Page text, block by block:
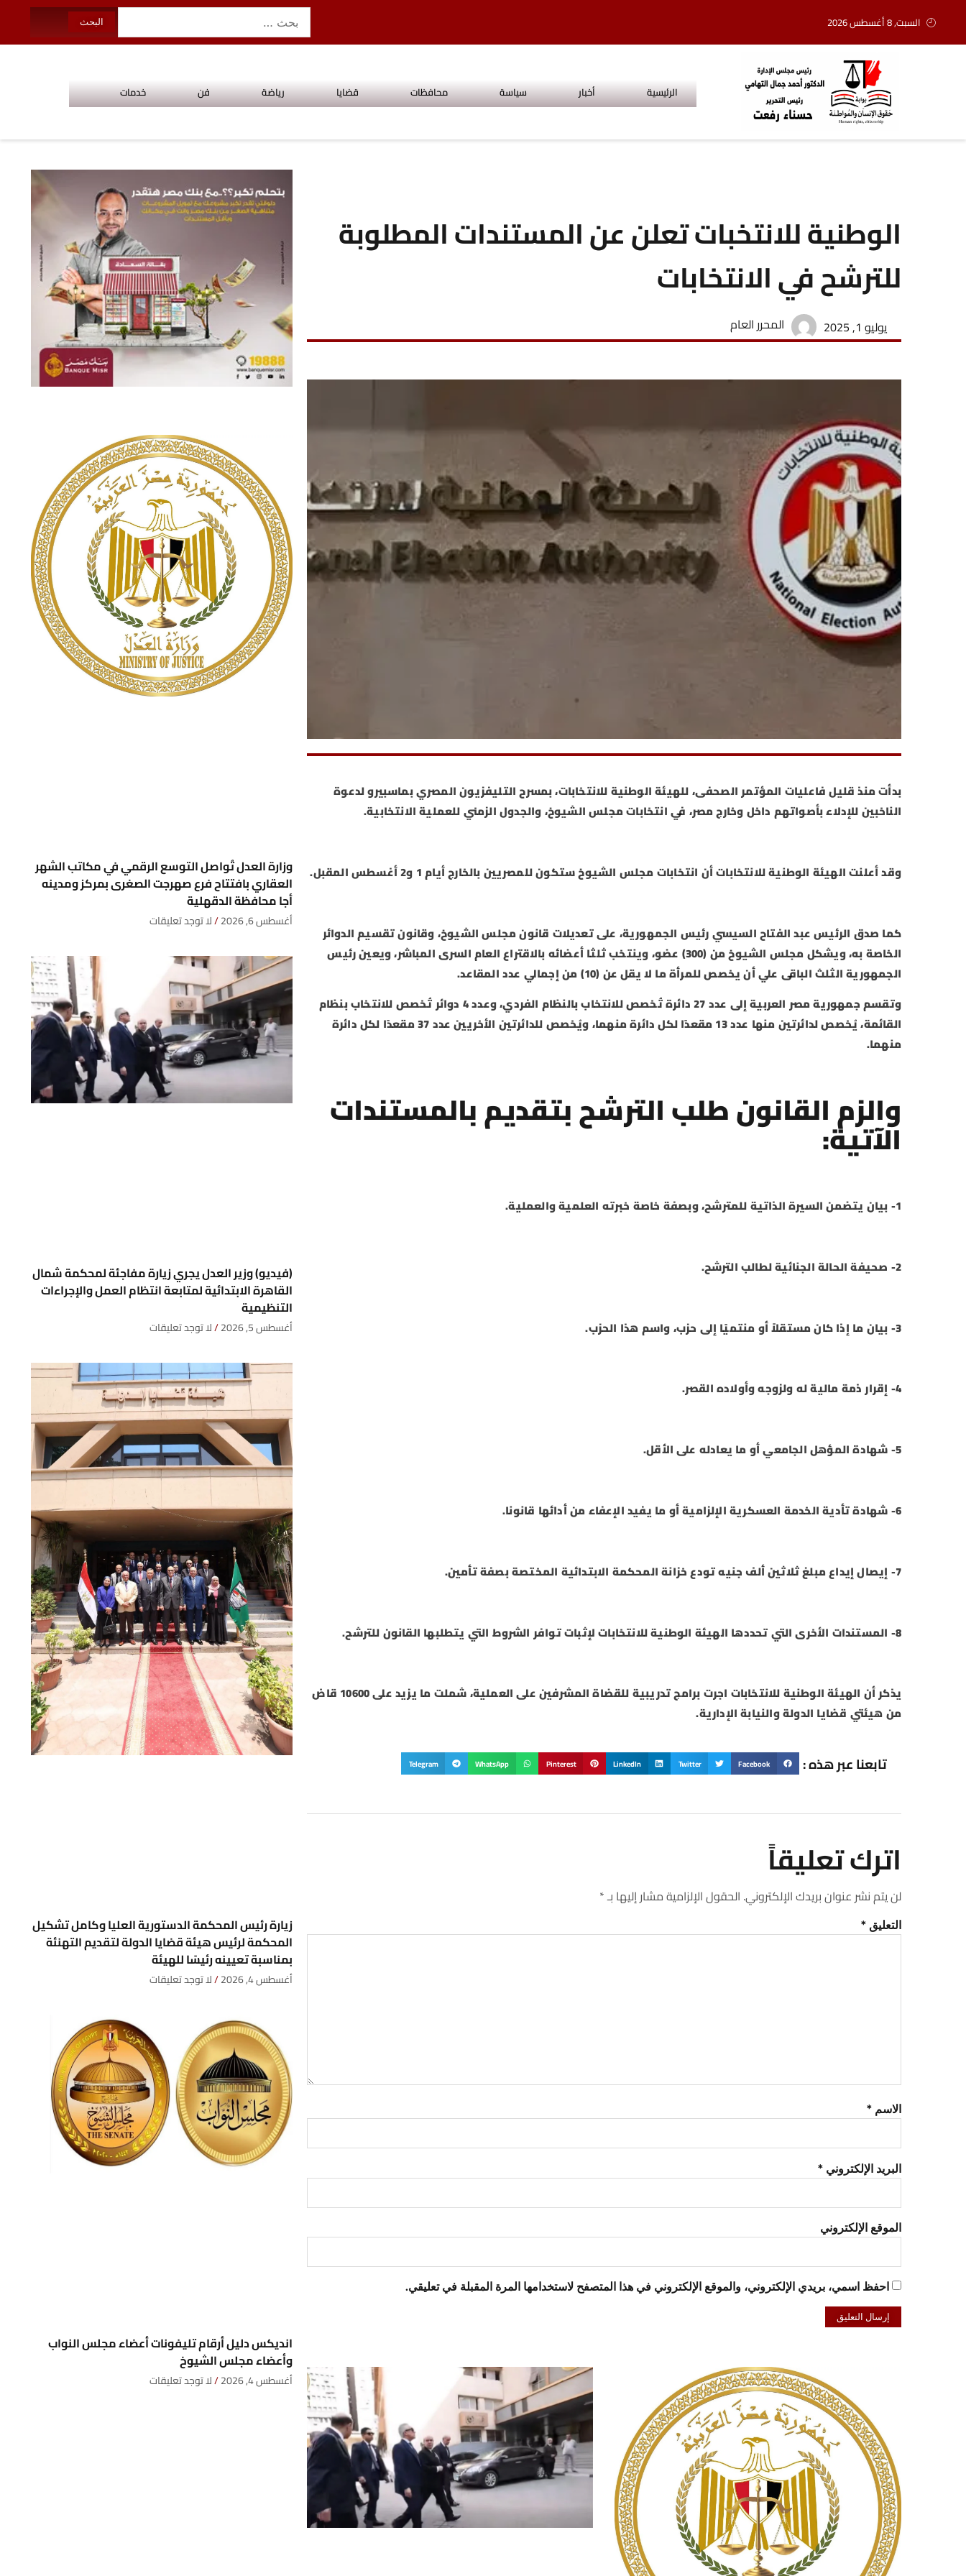
السبت, 8 أغسطس 2026
الرئيسية أخبار سياسة محافظات قضايا رياضة فن خدمات
الوطنية للانتخبات تعلن عن المستندات المطلوبة
للترشح في الانتخابات
يوليو 1, 2025 المحرر العام
بدأت منذ قليل فاعليات المؤتمر الصحفى، للهيئة الوطنية للانتخابات، بمسرح التليفزيون المصري بماسبيرو لدعوة
الناخبين للإدلاء بأصواتهم داخل وخارج مصر، في انتخابات مجلس الشيوخ، والجدول الزمني للعملية الانتخابية.
وقد أعلنت الهيئة الوطنية للانتخابات أن انتخابات مجلس الشيوخ ستكون للمصريين بالخارج أيام 1 و2 أغسطس المقبل.
كما صدق الرئيس عبد الفتاح السيسي رئيس الجمهورية، على تعديلات قانون مجلس الشيوخ، وقانون تقسيم الدوائر
الخاصة به، ويشكل مجلس الشيوخ من (300) عضو، وينتخب ثلثا أعضائه بالاقتراع العام السرى المباشر، ويعين رئيس
الجمهورية الثلث الباقى علي أن يخصص للمرأة ما لا يقل عن (10) من إجمالي عدد المقاعد.
وتقسم جمهورية مصر العربية إلى عدد 27 دائرة تُخصص للانتخاب بالنظام الفردي، وعدد 4 دوائر تُخصص للانتخاب بنظام
القائمة، يُخصص لدائرتين منها عدد 13 مقعدًا لكل دائرة منهما، ويُخصص للدائرتين الأخريين عدد 37 مقعدًا لكل دائرة
منهما.
والزم القانون طلب الترشح بتقديم بالمستندات
الآتية:
1- بيان يتضمن السيرة الذاتية للمترشح، وبصفة خاصة خبرته العلمية والعملية.
2- صحيفة الحالة الجنائية لطالب الترشح.
3- بيان ما إذا كان مستقلاً أو منتميًا إلى حزب، واسم هذا الحزب.
4- إقرار ذمة مالية له ولزوجه وأولاده القصر.
5- شهادة المؤهل الجامعي أو ما يعادله على الأقل.
6- شهادة تأدية الخدمة العسكرية الإلزامية أو ما يفيد الإعفاء من أدائها قانونا.
7- إيصال إيداع مبلغ ثلاثين ألف جنيه تودع خزانة المحكمة الابتدائية المختصة بصفة تأمين.
8- المستندات الأخرى التي تحددها الهيئة الوطنية للانتخابات لإثبات توافر الشروط التي يتطلبها القانون للترشح.
يذكر أن الهيئة الوطنية للانتخابات اجرت برامج تدريبية للقضاة المشرفين على العملية، شملت ما يزيد على 10600 قاض
من هيئتي قضايا الدولة والنيابة الإدارية.
تابعنا عبر هذه : Facebook
Twitter
LinkedIn
Pinterest
WhatsApp
Telegram
اترك تعليقاً
لن يتم نشر عنوان بريدك الإلكتروني. الحقول الإلزامية مشار إليها بـ*
التعليق *
الاسم *
البريد الإلكتروني *
الموقع الإلكتروني
احفظ اسمي، بريدي الإلكتروني، والموقع الإلكتروني في هذا المتصفح لاستخدامها المرة المقبلة في تعليقي.
وزارة العدل تُواصل التوسع الرقمي في مكاتب الشهر
العقاري بافتتاح فرع صهرجت الصغرى بمركز ومدينه
أجا محافظة الدقهلية
أغسطس 6, 2026 لا توجد تعليقات
(فيديو) وزير العدل يجري زيارة مفاجئة لمحكمة شمال
القاهرة الابتدائية لمتابعة انتظام العمل والإجراءات
التنظيمية
أغسطس 5, 2026 لا توجد تعليقات
زيارة رئيس المحكمة الدستورية العليا وكامل تشكيل
المحكمة لرئيس هيئة قضايا الدولة لتقديم التهنئة
بمناسبة تعيينه رئيسًا للهيئة
أغسطس 4, 2026 لا توجد تعليقات
انديكس دليل أرقام تليفونات أعضاء مجلس النواب
وأعضاء مجلس الشيوخ
أغسطس 4, 2026 لا توجد تعليقات